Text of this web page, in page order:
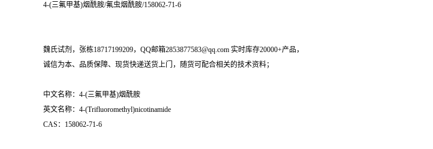
4-(三氟甲基)烟酰胺/氟虫烟酰胺/158062-71-6
魏氏试剂，张栋18717199209，QQ邮箱2853877583@qq.com 实时库存20000+产品，
诚信为本、品质保障、现货快递送货上门，随货可配合相关的技术资料；
中文名称：4-(三氟甲基)烟酰胺
英文名称：4-(Trifluoromethyl)nicotinamide
CAS：158062-71-6